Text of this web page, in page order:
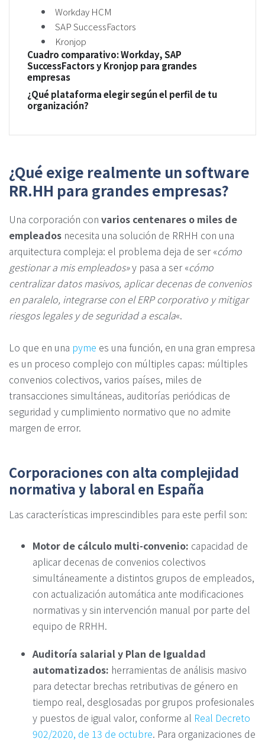
Workday HCM
SAP SuccessFactors
Kronjop
Cuadro comparativo: Workday, SAP
SuccessFactors y Kronjop para grandes
empresas
¿Qué plataforma elegir según el perfil de tu
organización?
¿Qué exige realmente un software
RR.HH para grandes empresas?
Una corporación con varios centenares o miles de
empleados necesita una solución de RRHH con una
arquitectura compleja: el problema deja de ser «cómo
gestionar a mis empleados»y pasa a ser «cómo
centralizar datos masivos, aplicar decenas de convenios
en paralelo, integrarse con el ERP corporativo y mitigar
riesgos legales y de seguridad a escala«.
Lo que en una pyme es una función, en una gran empresa
es un proceso complejo con múltiples capas: múltiples
convenios colectivos, varios países, miles de
transacciones simultáneas, auditorías periódicas de
seguridad y cumplimiento normativo que no admite
margen de error.
Corporaciones con alta complejidad
normativa y laboral en España
Las características imprescindibles para este perfil son:
Motor de cálculo multi-convenio: capacidad de
aplicar decenas de convenios colectivos
simultáneamente a distintos grupos de empleados,
con actualización automática ante modificaciones
normativas y sin intervención manual por parte del
equipo de RRHH.
Auditoría salarial y Plan de Igualdad
automatizados: herramientas de análisis masivo
para detectar brechas retributivas de género en
tiempo real, desglosadas por grupos profesionales
y puestos de igual valor, conforme al Real Decreto
902/2020, de 13 de octubre. Para organizaciones de